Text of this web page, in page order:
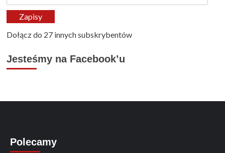
mailZapisy
Dołącz do 27 innych subskrybentów
Jesteśmy na Facebook’u
Polecamy